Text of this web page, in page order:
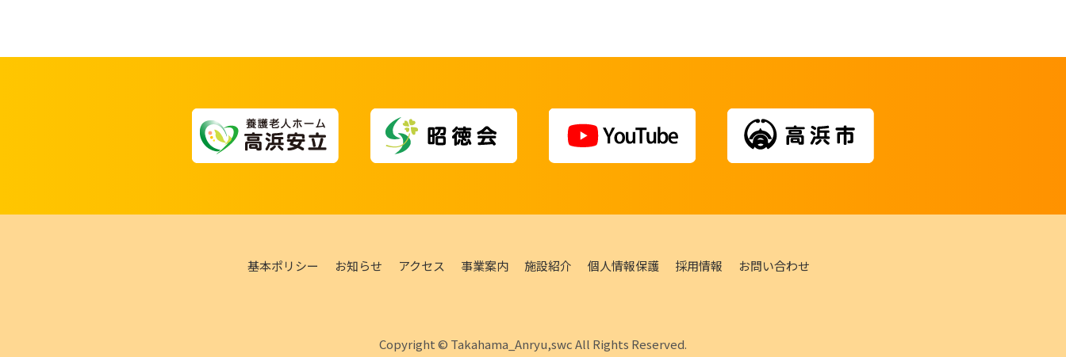
基本ポリシー お知らせ アクセス 事業案内 施設紹介 個人情報保護 採用情報 お問い合わせ
Copyright © Takahama_Anryu,swc All Rights Reserved.